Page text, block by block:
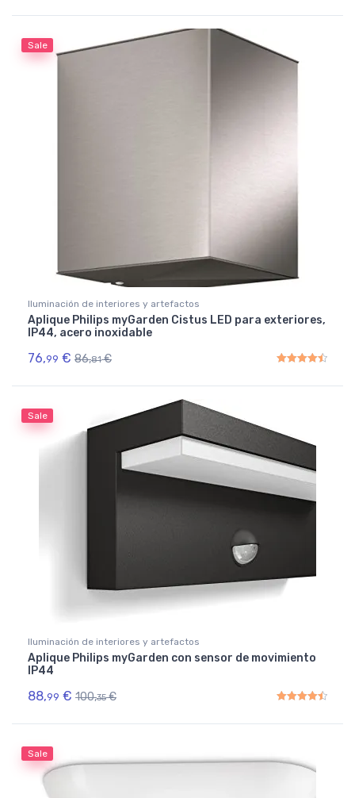
Sale
Iluminación de interiores y artefactos
Aplique Philips myGarden Cistus LED para exteriores,
IP44, acero inoxidable
76,99 € 86,81 €
Sale
Iluminación de interiores y artefactos
Aplique Philips myGarden con sensor de movimiento
IP44
88,99 € 100,35 €
Sale